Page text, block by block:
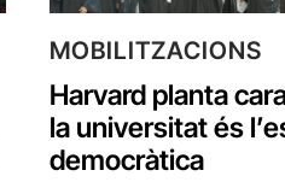
MOBILITZACIONS
Harvard planta
la universitat és
democràtica